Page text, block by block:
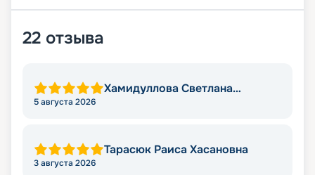
22 отзыва
Хамидуллова Светлана
5 августа 2026
Тарасюк Раиса Хасановна
3 августа 2026